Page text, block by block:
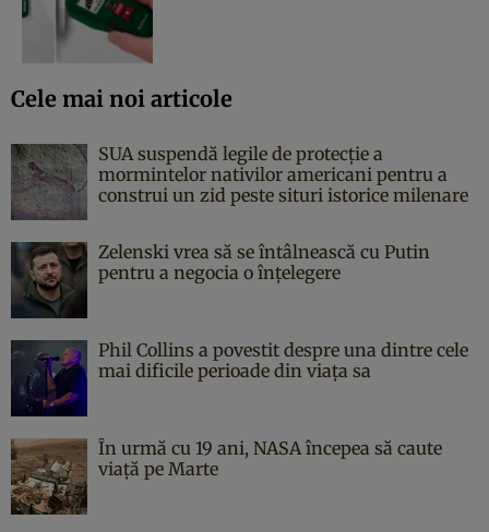
Cele mai noi articole
SUA suspendă legile de protecție a
mormintelor nativilor americani pentru a
construi un zid peste situri istorice milenare
Zelenski vrea să se întâlnească cu Putin
pentru a negocia o înțelegere
Phil Collins a povestit despre una dintre cele
mai dificile perioade din viața sa
În urmă cu 19 ani, NASA începea să caute
viaţă pe Marte